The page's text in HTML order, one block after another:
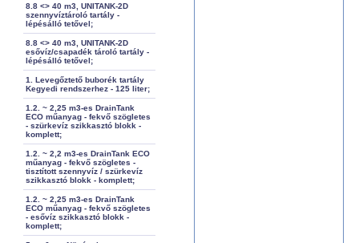
8.8 <> 40 m3, UNITANK-2D
szennyvíztároló tartály -
lépésálló tetővel;
8.8 <> 40 m3, UNITANK-2D
esővíz/csapadék tároló tartály -
lépésálló tetővel;
1. Levegőztető buborék tartály
Kegyedi rendszerhez - 125 liter;
1.2. ~ 2,25 m3-es DrainTank
ECO műanyag - fekvő szögletes
- szürkevíz szikkasztó blokk -
komplett;
1.2. ~ 2,2 m3-es DrainTank ECO
műanyag - fekvő szögletes -
tisztított szennyvíz / szürkevíz
szikkasztó blokk - komplett;
1.2. ~ 2,25 m3-es DrainTank
ECO műanyag - fekvő szögletes
- esővíz szikkasztó blokk -
komplett;